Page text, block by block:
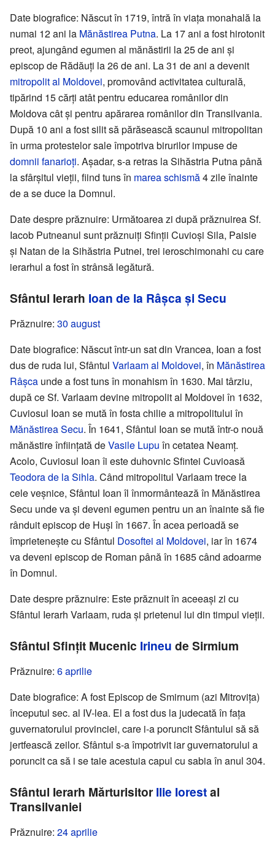
Date biografice: Născut în 1719, întră în viața monahală la
numai 12 ani la Mănăstirea Putna. La 17 ani a fost hirotonit
preot, ajungând egumen al mănăstirii la 25 de ani și
episcop de Rădăuți la 26 de ani. La 31 de ani a devenit
mitropolit al Moldovei, promovând activitatea culturală,
tipărind 15 cărți atât pentru educarea românilor din
Moldova cât și pentru apărarea românilor din Transilvania.
După 10 ani a fost silit să părăsească scaunul mitropolitan
în urma protestelor sale împotriva birurilor impuse de
domnii fanarioți. Așadar, s-a retras la Sihăstria Putna până
la sfârșitul vieții, fiind tuns în marea schismă4 zile înainte
de a se duce la Domnul.
Date despre prăznuire: Următoarea zi după prăznuirea Sf.
Iacob Putneanul sunt prăznuiți Sfinții Cuvioși Sila, Paisie
și Natan de la Sihăstria Putnei, trei ieroschimonahi cu care
ierarhul a fost în strânsă legătură.
Sfântul Ierarh Ioan de la Râșca și Secu
Prăznuire: 30 august
Date biografice: Născut într-un sat din Vrancea, Ioan a fost
dus de ruda lui, Sfântul Varlaam al Moldovei, în Mănăstirea
Râșca unde a fost tuns în monahism în 1630. Mai târziu,
după ce Sf. Varlaam devine mitropolit al Moldovei în 1632,
Cuviosul Ioan se mută în fosta chilie a mitropolitului în
Mănăstirea Secu. În 1641, Sfântul Ioan se mută într-o nouă
mănăstire înființată deVasile Lupu în cetatea Neamț.
Acolo, Cuviosul Ioan îi este duhovnic Sfintei Cuvioasă
Teodora de la Sihla. Când mitropolitul Varlaam trece la
cele veșnice, Sfântul Ioan îl înmormântează în Mănăstirea
Secu unde va și deveni egumen pentru un an înainte să fie
rânduit episcop de Huși în 1667. În acea perioadă se
împrietenește cu Sfântul Dosoftei al Moldovei, iar în 1674
va deveni episcop de Roman până în 1685 când adoarme
în Domnul.
Date despre prăznuire: Este prăznuit în aceeași zi cu
Sfântul Ierarh Varlaam, ruda și prietenul lui din timpul vieții.
Sfântul Sfințit Mucenic Irineu de Sirmium
Prăznuire: 6 aprilie
Date biografice: A fost Episcop de Smirnum (azi Mitrovița)
începutul sec. al IV-lea. El a fost dus la judecată în fața
guvernatorului provinciei, care i-a poruncit Sfântului să să
jertfească zeilor. Sfântul s-a împotrivit iar guvernatorului a
poruncit ca să i se taie acestuia capul cu sabia în anul 304.
Sfântul Ierarh Mărturisitor Ilie Iorestal
Transilvaniei
Prăznuire: 24 aprilie